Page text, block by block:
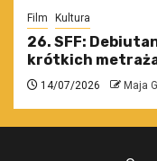
Film Kultura
26. SFF:
krótkich
14/07/2026 Maja